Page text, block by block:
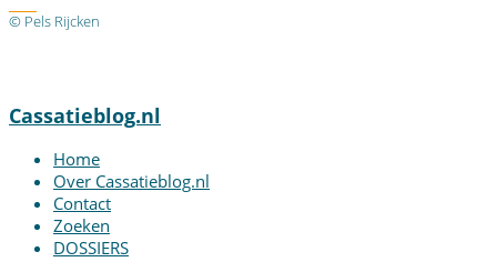
© Pels Rijcken
Cassatieblog.nl
Home
Over Cassatieblog.nl
Contact
Zoeken
DOSSIERS